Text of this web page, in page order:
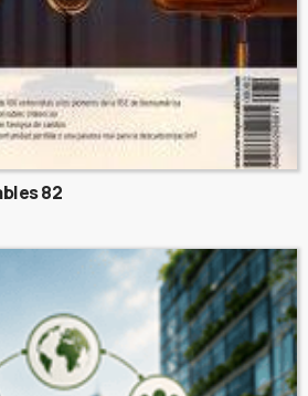
82